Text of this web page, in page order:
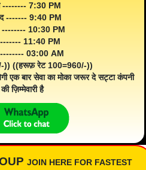
-------- 7:30 PM
------- 9:40 PM
-------- 10:30 PM
11:40 PM
03:00 AM
)) ((हरूफ़ रेट 100=960/-))
एक बार सेवा का मोका जरूर दे सट्टा कंपनी
ज़िम्मेवारी है
JOIN HERE FOR FASTEST